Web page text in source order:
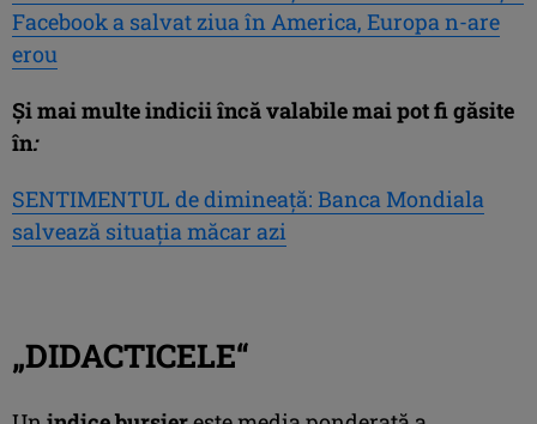
Facebook a salvat ziua în America, Europa n-are
erou
Şi mai multeindicii încă valabile mai pot fi găsite
în:
SENTIMENTUL de dimineaţă: Banca Mondiala
salvează situaţia măcar azi
„DIDACTICELE“